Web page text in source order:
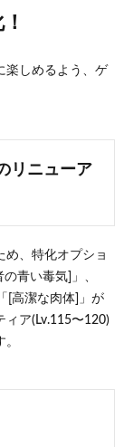
楽しめるよう、ゲ
リニューア
め、特化オプショ
青い毒気]」、
[高潔な肉体]」が
ィア(Lv.115〜120)